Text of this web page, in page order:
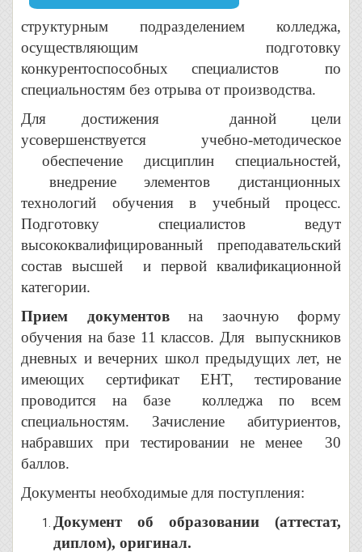
структурным подразделением колледжа,
осуществляющим подготовку
конкурентоспособных специалистов по
специальностям без отрыва от производства.
Для достижения данной цели
усовершенствуется учебно-методическое
обеспечение дисциплин специальностей,
внедрение элементов дистанционных
технологий обучения в учебный процесс.
Подготовку специалистов ведут
высококвалифицированный преподавательский
состав высшей и первой квалификационной
категории.
Прием документовна заочную форму
обучения на базе 11 классов. Для выпускников
дневных и вечерних школ предыдущих лет, не
имеющих сертификат ЕНТ, тестирование
проводится на базе колледжа по всем
специальностям. Зачисление абитуриентов,
набравших при тестировании не менее 30
баллов.
Документы необходимые для поступления:
Документ об образовании (аттестат,
диплом), оригинал.